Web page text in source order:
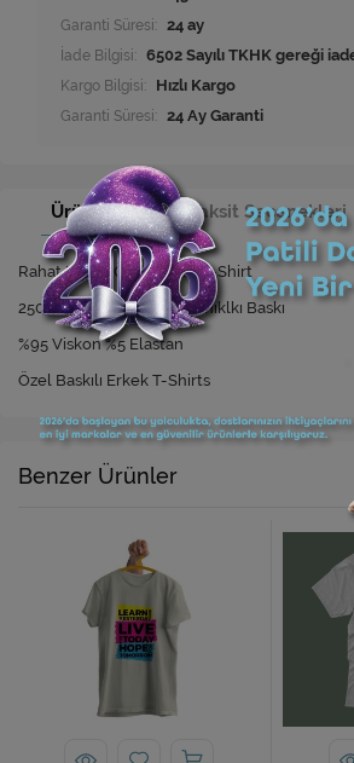
Garanti Süresi: 24 ay
İade Bilgisi:
Kargo Bilgisi: Hızlı Kargo
Garanti Süresi: 24 Ay Garanti
Ürün Bilgisi Taksit Seçenekleri
Rahat Kesim Özel Baskılı T-Shirt
250 Yıkamaya Kadar Dayanıklkı Baskı
%95 Viskon %5 Elastan
Özel Baskılı Erkek T-Shirts
Benzer Ürünler